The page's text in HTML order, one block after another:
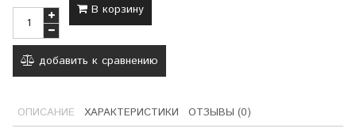
В корзину
добавить к сравнению
ОПИСАНИЕ ХАРАКТЕРИСТИКИ ОТЗЫВЫ (0)